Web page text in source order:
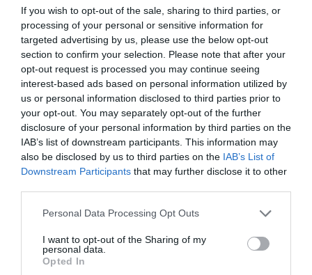
If you wish to opt-out of the sale, sharing to third parties, or
processing of your personal or sensitive information for
targeted advertising by us, please use the below opt-out
section to confirm your selection. Please note that after your
opt-out request is processed you may continue seeing
interest-based ads based on personal information utilized by
us or personal information disclosed to third parties prior to
your opt-out. You may separately opt-out of the further
disclosure of your personal information by third parties on the
IAB’s list of downstream participants. This information may
also be disclosed by us to third parties on the IAB’s List of
Downstream Participants that may further disclose it to other
Please note that this website/app uses one or more Google
not limited to your visit or usage behaviour. You may click to
grant or deny consent to Google and its third-party tags to
use your data for below specified purposes in below Google
Personal Data Processing Opt Outs
I want to opt-out of the Sharing of my
personal data.
Opted In
Preparamos las torrijas.
En un cazo incorporamos la leche junto con el orujo y ponemos
a fuego medio. En otro cazo a parte incorporamos la leche junto
con el Frangelico y el azúcar granulado, y colocamos a fuego
medio también.